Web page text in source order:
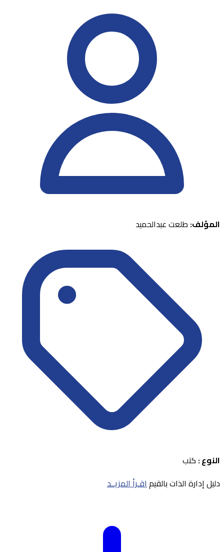
المؤلف: طلعت عبدالحميد
النوع : كتب
دليل إدارة الذات بالقيماقـرأ المزيــد